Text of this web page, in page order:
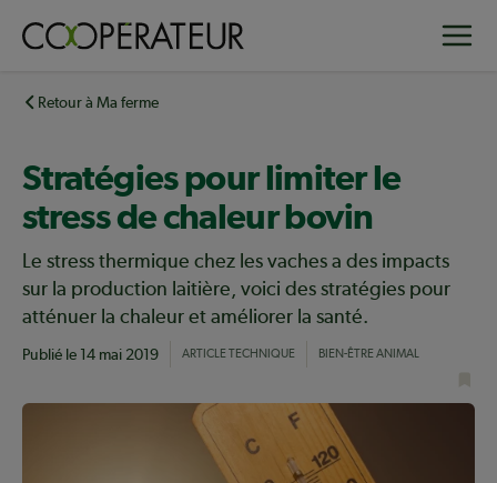
principalRetour à Ma ferme
Stratégies pour limiter le
stress de chaleur bovin
Le stress thermique chez les vaches a des impacts
sur la production laitière, voici des stratégies pour
atténuer la chaleur et améliorer la santé.
Publié le 14 mai 2019 ARTICLE TECHNIQUE BIEN-ÊTRE ANIMAL